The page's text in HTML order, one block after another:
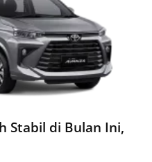
Stabil di Bulan Ini,